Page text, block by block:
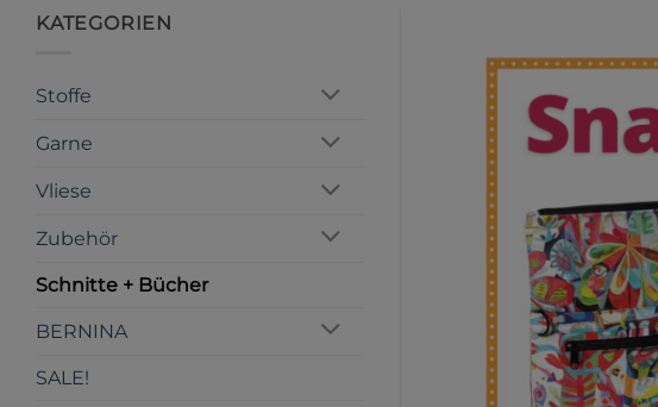
KATEGORIEN
Stoffe
Garne
Vliese
Zubehör
Schnitte + Bücher
BERNINA
SALE!